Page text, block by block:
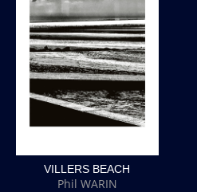
VILLERS BEACH
Phil WARIN